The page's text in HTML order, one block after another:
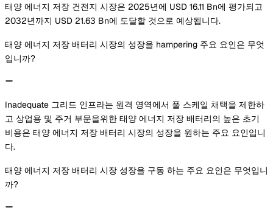
태양 에너지 저장 건전지 시장은 2025년에 USD 16.11 Bn에 평가되고
2032년까지 USD 21.63 Bn에 도달할 것으로 예상됩니다.
태양 에너지 저장 배터리 시장의 성장을 hampering 주요 요인은 무엇
입니까?
Inadequate 그리드 인프라는 원격 영역에서 풀 스케일 채택을 제한하
고 상업용 및 주거 부문을위한 태양 에너지 저장 배터리의 높은 초기
비용은 태양 에너지 저장 배터리 시장의 성장을 원하는 주요 요인입니
다.
태양 에너지 저장 배터리 시장 성장을 구동 하는 주요 요인은 무엇입니
까?